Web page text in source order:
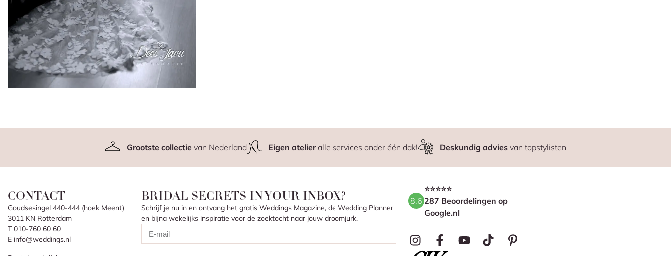
Grootste collectievan Nederland Eigen atelieralle services onder één dak! Deskundig advies van topstylisten
CONTACT
Goudsesingel 440-444 (hoek Meent)
3011 KN Rotterdam
T 010-760 60 60
E info@weddings.nl
BRIDAL SECRETS IN YOUR INBOX?
Schrijf je nu in en ontvang het gratis Weddings Magazine, de Wedding Planner
en bijna wekelijks inspiratie voor de zoektocht naar jouw droomjurk.
8.6
⭐⭐⭐⭐⭐
287 Beoordelingen op
Google.nl